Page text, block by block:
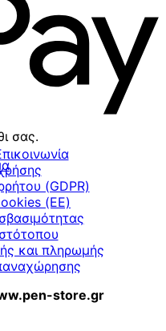
σας.
(GDPR)
(ΕΕ)
και πληρωμής
store.gr